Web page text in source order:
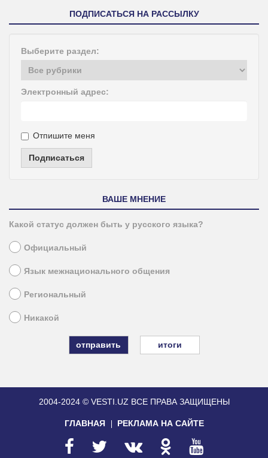
ПОДПИСАТЬСЯ НА РАССЫЛКУ
Выберите раздел:
Электронный адрес:
Отпишите меня
Подписаться
ВАШЕ МНЕНИЕ
Какой статус должен быть у русского языка?
Официальный
Язык межнационального общения
Региональный
Никакой
итоги
2004-2024 © VESTI.UZ ВСЕ ПРАВА ЗАЩИЩЕНЫ
ГЛАВНАЯ РЕКЛАМА НА САЙТЕ